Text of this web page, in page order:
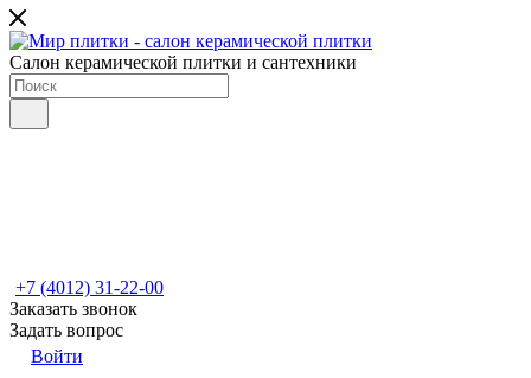
Салон керамической плитки и сантехники
+7 (4012) 31-22-00
Заказать звонок
Задать вопрос
Войти